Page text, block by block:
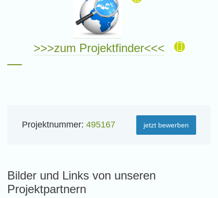
>>>zum Projektfinder<<<
Projektnummer: 495167 jetzt bewerben
Bilder und Links von unseren
Projektpartnern